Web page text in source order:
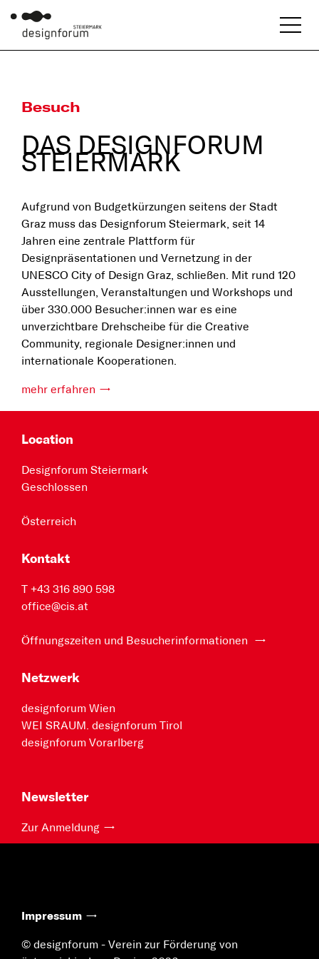
Besuch
DAS DESIGNFORUM
STEIERMARK
Aufgrund von Budgetkürzungen seitens der Stadt
Graz muss das Designforum Steiermark, seit 14
Jahren eine zentrale Plattform für
Designpräsentationen und Vernetzung in der
UNESCO City of Design Graz, schließen. Mit rund 120
Ausstellungen, Veranstaltungen und Workshops und
über 330.000 Besucher:innen war es eine
unverzichtbare Drehscheibe für die Creative
Community, regionale Designer:innen und
internationale Kooperationen.
mehr erfahren
Location
Designforum Steiermark
Geschlossen
Österreich
Kontakt
T +43 316 890 598
office@cis.at
Öffnungszeiten und Besucherinformationen
Netzwerk
designforum Wien
WEI SRAUM. designforum Tirol
designforum Vorarlberg
Newsletter
Zur Anmeldung
Impressum
© designforum - Verein zur Förderung von